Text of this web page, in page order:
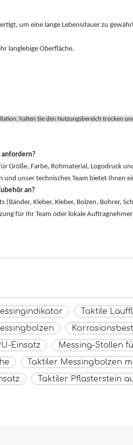
um eine lange Lebensdauer zu
langlebige Oberfläche.
halten Sie den Nutzungsbereich trocken
anfordern?
Größe, Farbe, Rohmaterial, Logodruck
unser technisches Team bietet Ihnen
an?
Kleber, Kleber, Bolzen, Bohrer,
für Ihr Team oder lokale Auftragnehmer
Taktile
Einsatz
Messing-Stollen
Taktiler Messingbolzen
Taktiler Pflasterstein